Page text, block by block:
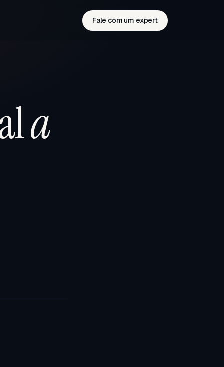
Fale com um expert
a